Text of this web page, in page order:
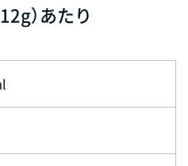
）あたり